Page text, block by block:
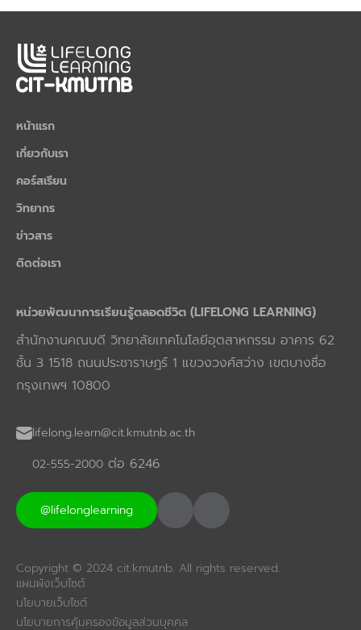
หน้าแรก
เกี่ยวกับเรา
คอร์สเรียน
วิทยากร
ข่าวสาร
ติดต่อเรา
หน่วยพัฒนาการเรียนรู้ตลอดชีวิต (LIFELONG LEARNING)
สำนักงานคณบดี วิทยาลัยเทคโนโลยีอุตสาหกรรม อาคาร 62
ชั้น 3 1518 ถนนประชาราษฎร์ 1 แขวงวงศ์สว่าง เขตบางซื่อ
กรุงเทพฯ 10800
lifelong.learn@cit.kmutnb.ac.th
02-555-2000 ต่อ 6246
@lifelonglearning
แผนผังเว็บไซต์
นโยบายเว็บไซต์
นโยบายการคุ้มครองข้อมูลส่วนบุคคล
Copyright © 2024 cit.kmutnb. All rights reserved.